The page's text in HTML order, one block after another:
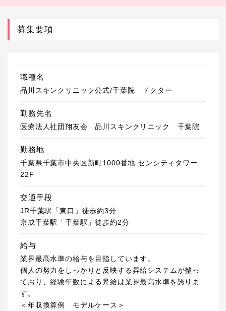
募集要項
職種名
品川スキンクリニック公式/千葉院 ドクター
勤務先名
医療法人社団翔友会 品川スキンクリニック 千葉院
勤務地
千葉県千葉市中央区新町1000番地 センシティタワー
22F
交通手段
JR千葉駅「東口」徒歩約3分
京成千葉駅「千葉駅」徒歩約2分
給与
業界最高水準の給与を目指しています。
個人の努力をしっかりと反映する昇給システムが整っ
ており、経験年数による昇給は業界最高水準を誇りま
す。
＜年収換算例 モデルケース＞